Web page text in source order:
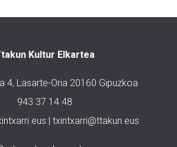
Kultur Elkartea
4, Lasarte-Oria 20160 Gipuzkoa
943 37 14 48
| txintxarri@ttakun.eus